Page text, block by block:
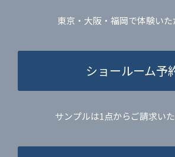
東京・大阪・福岡で体験い
ショールーム予
サンプルは1点からご請求い